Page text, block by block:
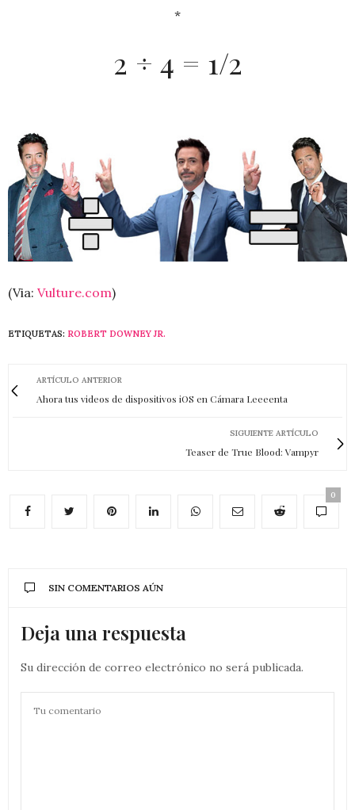
*
2 ÷ 4 = 1/2
(Via: Vulture.com)
ETIQUETAS: ROBERT DOWNEY JR.
ARTÍCULO ANTERIOR
Ahora tus videos de dispositivos iOS en Cámara Leeeenta
SIGUIENTE ARTÍCULO
Teaser de True Blood: Vampyr
0
SIN COMENTARIOS AÚN
Deja una respuesta
Su dirección de correo electrónico no será publicada.